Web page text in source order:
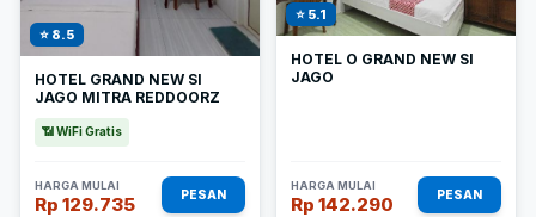
⭐ 8.5
HOTEL GRAND NEW SI
JAGO MITRA REDDOORZ
📶 WiFi Gratis
HARGA MULAI
Rp 129.735 PESAN
⭐ 5.1
HOTEL O GRAND NEW SI
JAGO
HARGA MULAI
Rp 142.290 PESAN